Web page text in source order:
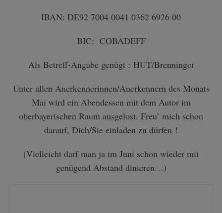
IBAN: DE92 7004 0041 0362 6926 00
BIC: COBADEFF
Als Betreff-Angabe genügt : HUT/Brenninger
Unter allen Anerkennerinnen/Anerkennern des Monats
Mai wird ein Abendessen mit dem Autor im
oberbayerischen Raum ausgelost. Freu’ mich schon
darauf, Dich/Sie einladen zu dürfen !
(Vielleicht darf man ja im Juni schon wieder mit
genügend Abstand dinieren…)